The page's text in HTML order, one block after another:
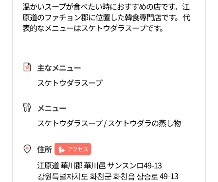
温かいスープが食べたい時におすすめの店です。江
原道のファチョン郡に位置した韓食専門店です。代
表的なメニューはスケトウダラスープです。
主なメニュー
スケトウダラスープ
メニュー
スケトウダラスープ / スケトウダラの蒸し物
住所 アクセス
江原道 華川郡 華川邑 サンスンロ49-13
강원특별자치도 화천군 화천읍 상승로 49-13